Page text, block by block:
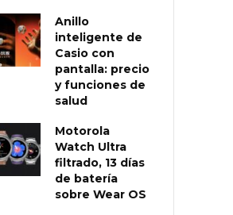
Anillo
inteligente de
Casio con
pantalla: precio
y funciones de
salud
Motorola
Watch Ultra
filtrado, 13 días
de batería
sobre Wear OS